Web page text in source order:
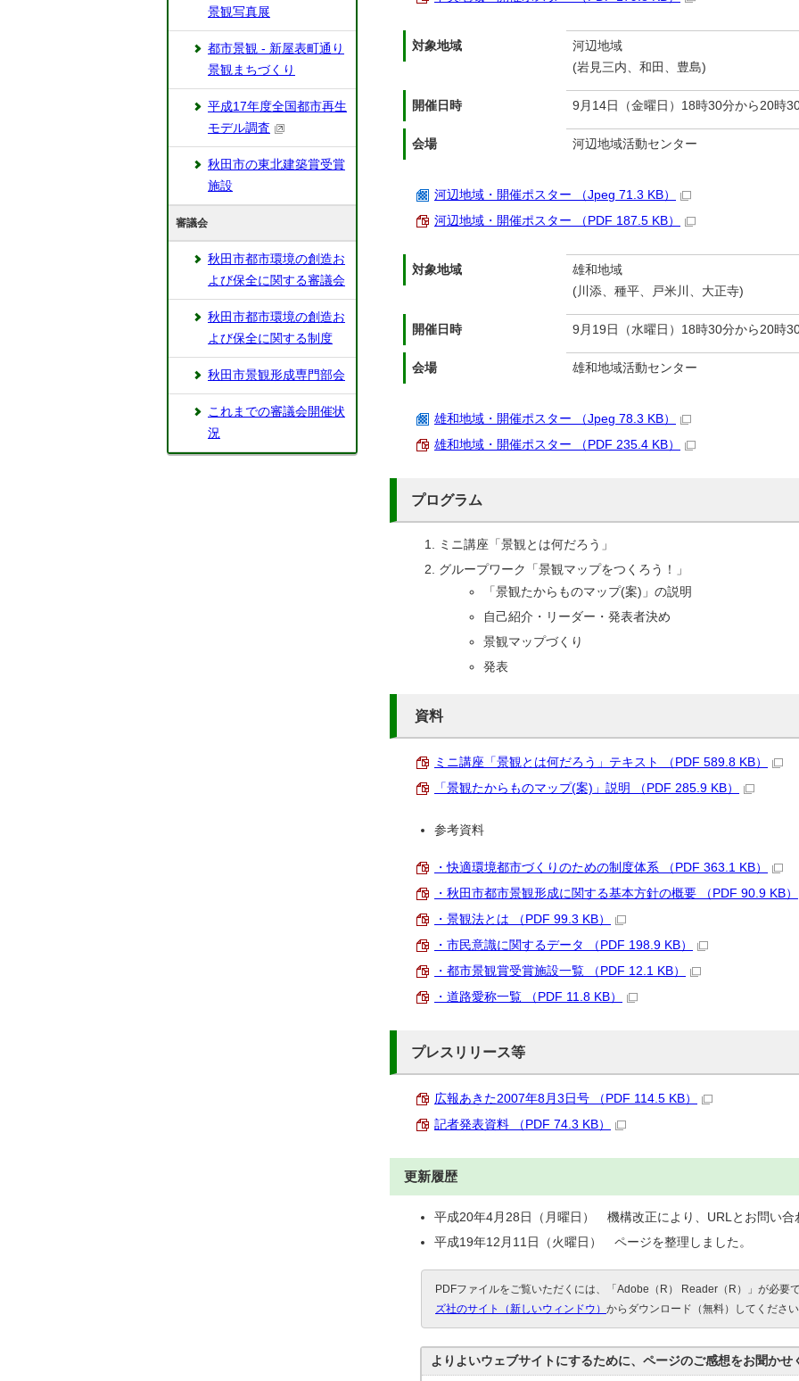
対象地域
河辺地域
(岩見三内、和田、豊島)
開催日時 9月14日（金曜日）18時30分から20時
会場 河辺地域活動センター
河辺地域・開催ポスター （Jpeg 71.3 KB）
河辺地域・開催ポスター （PDF 187.5 KB）
対象地域
雄和地域
(川添、種平、戸米川、大正寺)
開催日時 9月19日（水曜日）18時30分から20時
会場 雄和地域活動センター
雄和地域・開催ポスター （Jpeg 78.3 KB）
雄和地域・開催ポスター （PDF 235.4 KB）
プログラム
ミニ講座「景観とは何だろう」
グループワーク「景観マップをつくろう！」
「景観たからものマップ(案)」の説明
自己紹介・リーダー・発表者決め
景観マップづくり
発表
資料
ミニ講座「景観とは何だろう」テキスト （PDF 589.8 KB）
「景観たからものマップ(案)」説明 （PDF 285.9 KB）
参考資料
・快適環境都市づくりのための制度体系 （PDF 363.1 KB）
・秋田市都市景観形成に関する基本方針の概要 （PDF 90.9 KB）
・景観法とは （PDF 99.3 KB）
・市民意識に関するデータ （PDF 198.9 KB）
・都市景観賞受賞施設一覧 （PDF 12.1 KB）
・道路愛称一覧 （PDF 11.8 KB）
プレスリリース等
広報あきた2007年8月3日号 （PDF 114.5 KB）
記者発表資料 （PDF 74.3 KB）
更新履歴
平成20年4月28日（月曜日） 機構改正により、URLとお問い合
平成19年12月11日（火曜日） ページを整理しました。
PDFファイルをご覧いただくには、「Adobe（R） Reader（R）」が必要
ズ社のサイト（新しいウィンドウ） からダウンロード（無料）してくださ
よりよいウェブサイトにするために、ページのご感想をお聞かせ
景観写真展
都市景観 - 新屋表町通り
景観まちづくり
平成17年度全国都市再生
モデル調査
秋田市の東北建築賞受賞
施設
審議会
秋田市都市環境の創造お
よび保全に関する審議会
秋田市都市環境の創造お
よび保全に関する制度
秋田市景観形成専門部会
これまでの審議会開催状
況